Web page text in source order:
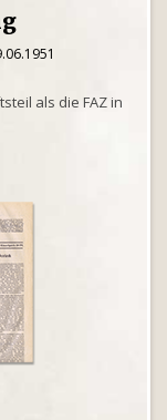
als die FAZ in